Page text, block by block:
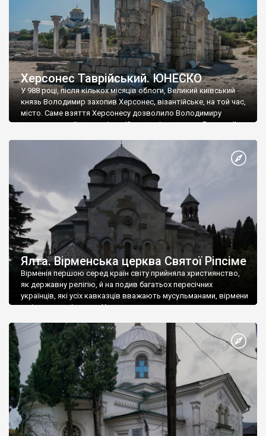
Херсонес Таврійський. ЮНЕСКО
У 988 році, після кількох місяців облоги, Великий київський
князь Володимир захопив Херсонес, візантійське, на той час,
місто. Саме взяття Херсонесу дозволило Володимиру
диктувати свої умови візантійському імператору Василю ІІ, та
Херсонесі Володимир-язичник, став Василем-християнином.
А потім було Хрещення Русі. На честь Херсонесу Таврійського
Ялта. Вірменська церква Святої Ріпсіме
Вірменія першою серед країн світу прийняла християнство,
як державну релігію, й на подив багатьох пересічних
українців, які усіх кавказців вважають мусульманами, вірмени
є відданими вірянами Христа